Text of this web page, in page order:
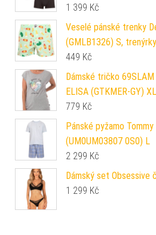
1 399 Kč
Veselé pánské trenky
(GMLB1326) S, trenýrky
449 Kč
Dámské tričko 69SLAM
ELISA (GTKMER-GY) XL
779 Kč
Pánské pyžamo
(UM0UM03807 0S0) L
2 299 Kč
Dámský set
1 299 Kč